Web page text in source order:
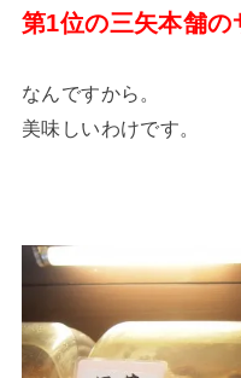
第1位の三矢本舗の
なんですから。
美味しいわけです。